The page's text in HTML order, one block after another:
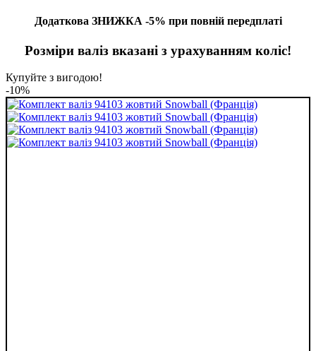
Додаткова ЗНИЖКА -5% при повній передплаті
Розміри валіз вказані з урахуванням коліс!
Купуйте з вигодою!
-10%